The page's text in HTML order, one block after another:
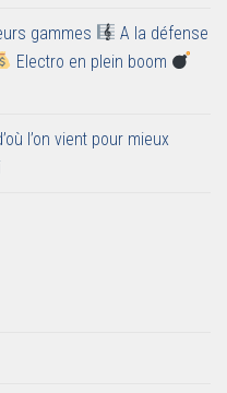
gammes
A la défense
Electro en plein boom
l’on vient pour mieux